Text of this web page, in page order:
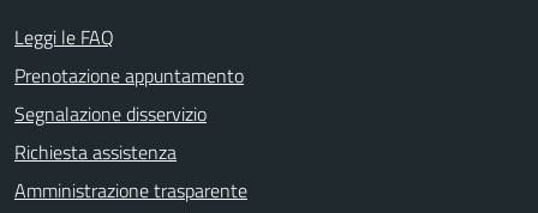
Leggi le FAQ
Prenotazione appuntamento
Segnalazione disservizio
Richiesta assistenza
Amministrazione trasparente